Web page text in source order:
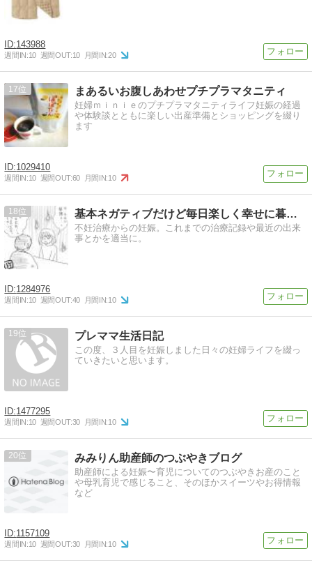
143988
週間IN:10 週間OUT:10 月間IN:20
17 まあるいお腹しあわせプチプラマタニティ
妊婦ｍｉｎｉｅのプチプラマタニティライフ妊娠の経過
や体験談とともに楽しい出産準備とショッピングを綴り
ます
1029410
週間IN:10 週間OUT:60 月間IN:10
18 基本ネガティブだけど毎日楽しく幸せに暮らす
不妊治療からの妊娠。これまでの治療記録や最近の出来
事とかを適当に。
1284976
週間IN:10 週間OUT:40 月間IN:10
19 プレママ生活日記
この度、３人目を妊娠しました日々の妊婦ライフを綴っ
ていきたいと思います。
1477295
週間IN:10 週間OUT:30 月間IN:10
20 みみりん助産師のつぶやきブログ
助産師による妊娠〜育児についてのつぶやきお産のこと
や母乳育児で感じること、そのほかスイーツやお得情報
など
1157109
週間IN:10 週間OUT:30 月間IN:10